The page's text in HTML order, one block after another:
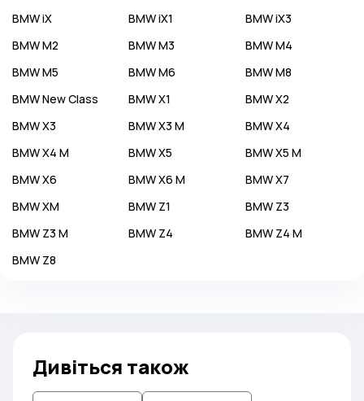
BMWiX BMWiX1 BMWiX3
BMWM2 BMWM3 BMWM4
BMWM5 BMWM6 BMWM8
BMWNew Class BMWX1 BMWX2
BMWX3 BMWX3 M BMWX4
BMWX4 M BMWX5 BMWX5 M
BMWX6 BMWX6 M BMWX7
BMWXM BMW Z1 BMW Z3
BMW Z3 M BMW Z4 BMW Z4 M
BMW Z8
Дивіться також